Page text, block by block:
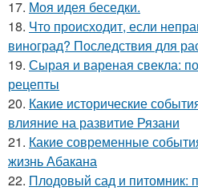
17. Моя идея беседки.
18. Что происходит, если
виноград? Последствия для
19. Сырая и вареная свекла:
рецепты
20. Какие исторические
влияние на развитие Рязани
21. Какие современные
жизнь Абакана
22. Плодовый сад и питомник: